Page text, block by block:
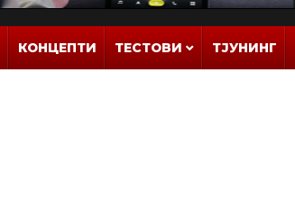
КОНЦЕПТИ ТЕСТОВИ ТЈУНИНГ